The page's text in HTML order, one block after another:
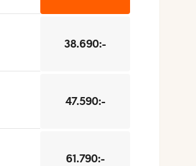
38.690:-
47.590:-
61.790:-